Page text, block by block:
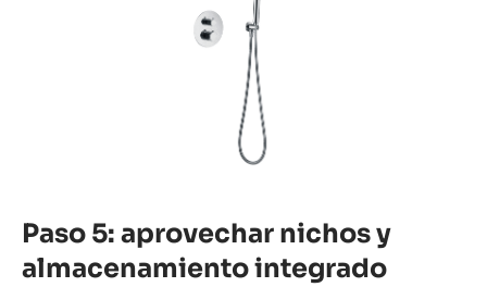
Paso 5: aprovechar nichos y
almacenamiento integrado